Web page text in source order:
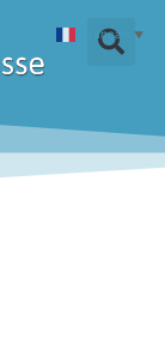
Français ▼